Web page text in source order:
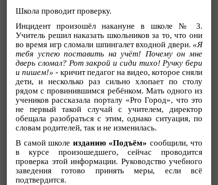
Школа проводит проверку.
Инцидент произошёл накануне в школе № 3.
Учитель решил наказать школьников за то, что они
во время игр сломали шпингалет входной двери. «Я
тебя успею поставить на учёт! Почему он мне
дверь сломал? Рот закрой и сиди тихо! Ручку бери
и пишем!» - кричит педагог на видео, которое сняли
дети, и несколько раз сильно хлопает по столу
рядом с провинившимся ребёнком. Мать одного из
учеников рассказала порталу «Pro Город», что это
не первый такой случай с учителем, директор
обещала разобраться с этим, однако ситуация, по
словам родителей, так и не изменилась.
В самой школе изданию «Подъём» сообщили, что
в курсе произошедшего, сейчас проводится
проверка этой информации. Руководство учебного
заведения готово принять меры, если всё
подтвердится.